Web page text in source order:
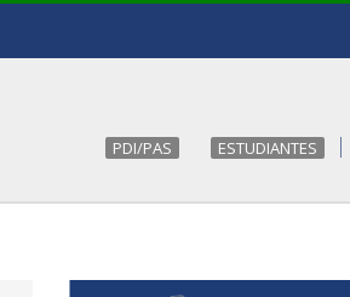
PDI/PAS ESTUDIANTES